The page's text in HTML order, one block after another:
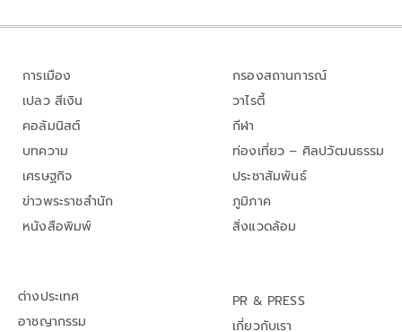
การเมือง
เปลว สีเงิน
คอลัมนิสต์
บทความ
เศรษฐกิจ
ข่าวพระราชสำนัก
หนังสือพิมพ์
กรองสถานการณ์
วาไรตี้
กีฬา
ท่องเที่ยว – ศิลปวัฒนธรรม
ประชาสัมพันธ์
ภูมิภาค
สิ่งแวดล้อม
ต่างประเทศ
อาชญากรรม
PR & PRESS
เกี่ยวกับเรา